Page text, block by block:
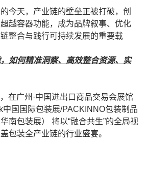
今天，产业链的壁垒正被打破，创
越容器功能，成为品牌叙事、优化
整合与践行可持续发展的重要载
如何精准洞察、高效整合资源、实
在广州·中国进出口商品交易会展馆
中国国际包装展/PACKINNO包装制品
南包装展） 将以“融合共生”的全局视
包装全产业链的行业盛宴。